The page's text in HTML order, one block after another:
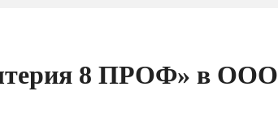
8 ПРОФ» в ООО